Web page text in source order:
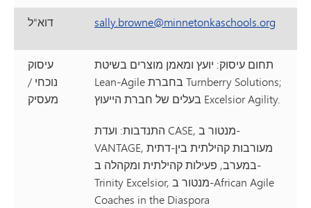
דוא"ל
sally.browne@minnetonkaschools.org
עיסוק
נוכחי /
מעסיק
תחום עיסוק: יועץ ומאמן מוצרים בשיטת
Lean-Agile בחברת Turnberry Solutions;
בעלים של חברת הייעוץ Excelsior Agility.
התנדבות: ועדת CASE, מנטור ב-
VANTAGE, מעורבות קהילתית בין-דתית
במערב, פעילות קהילתית ומקהלה ב-
Trinity Excelsior, מנטור ב-African Agile
Coaches in the Diaspora